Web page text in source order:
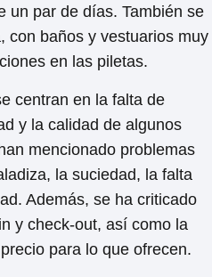
un par de días. También se
con baños y vestuarios muy
en las piletas.
centran en la falta de
y la calidad de algunos
mencionado problemas
la suciedad, la falta
. Además, se ha criticado
y check-out, así como la
para lo que ofrecen.